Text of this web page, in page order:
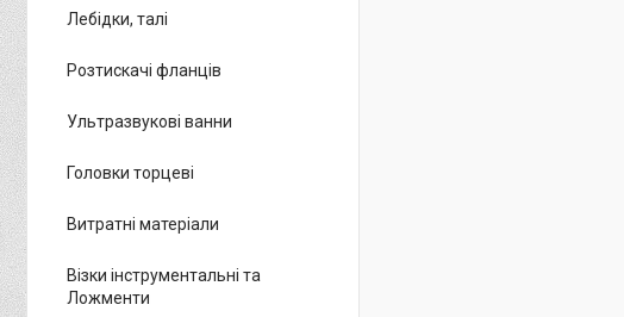
Лебідки, талі
Розтискачі фланців
Ультразвукові ванни
Головки торцеві
Витратні матеріали
Візки інструментальні та
Ложменти